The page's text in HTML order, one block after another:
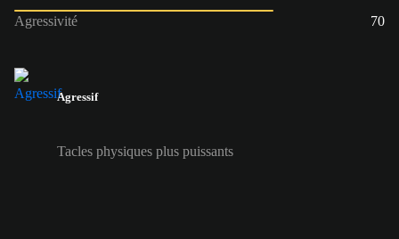
Agressivité
70
Agressif
Tacles physiques plus puissants